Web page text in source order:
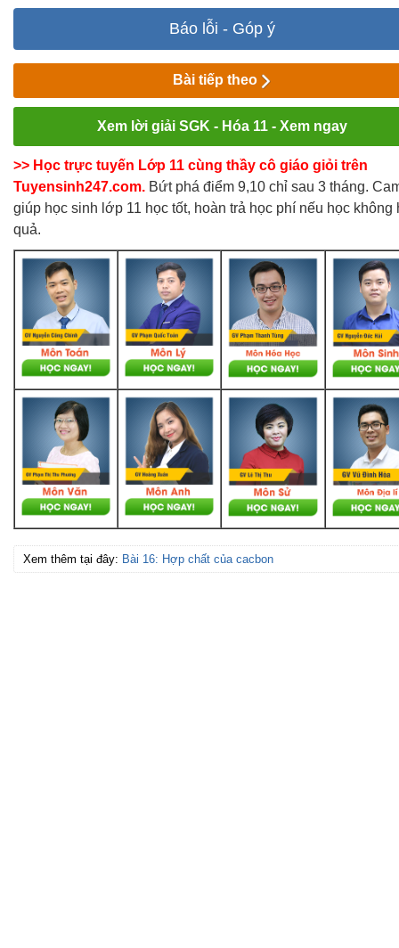
Báo lỗi - Góp ý
Bài tiếp theo
Xem lời giải SGK - Hóa 11 - Xem ngay
>> Học trực tuyến Lớp 11 cùng thầy cô giáo giỏi trên
Tuyensinh247.com. Bứt phá điểm 9,10 chỉ sau 3 tháng.
giúp học sinh lớp 11 học tốt, hoàn trả học phí nếu học không
quả.
Xem thêm tại đây: Bài 16: Hợp chất của cacbon